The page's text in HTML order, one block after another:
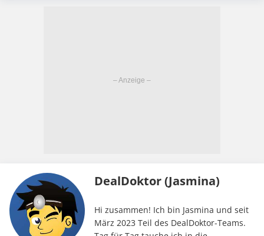
DealDoktor (Jasmina)
Hi zusammen! Ich bin Jasmina und seit
März 2023 Teil des DealDoktor-Teams.